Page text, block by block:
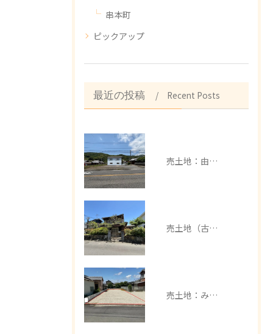
串本町
ピックアップ
最近の投稿 Recent Posts
売土地：由良町中
売土地（古家有）：みなべ町芝
売土地：みなべ町埴田